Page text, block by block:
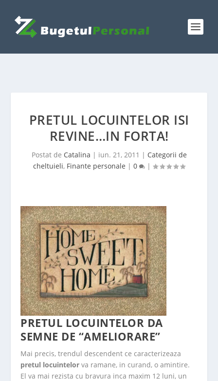
PRETUL LOCUINTELOR ISI
REVINE…IN FORTA!
Postat de Catalina | iun. 21, 2011 | Categorii de
cheltuieli, Finante personale | 0 |
PRETUL LOCUINTELOR DA
SEMNE DE “AMELIORARE”
Mai precis, trendul descendent ce caracterizeaza
pretul locuintelorva ramane, in curand, o amintire.
El va mai rezista cu bravura inca maxim 12 luni, un